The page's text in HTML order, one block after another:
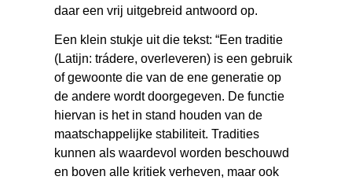
daar een vrij uitgebreid antwoord op.
Een klein stukje uit die tekst: “Een traditie
(Latijn: trádere, overleveren) is een gebruik
of gewoonte die van de ene generatie op
de andere wordt doorgegeven. De functie
hiervan is het in stand houden van de
maatschappelijke stabiliteit. Tradities
kunnen als waardevol worden beschouwd
en boven alle kritiek verheven, maar ook